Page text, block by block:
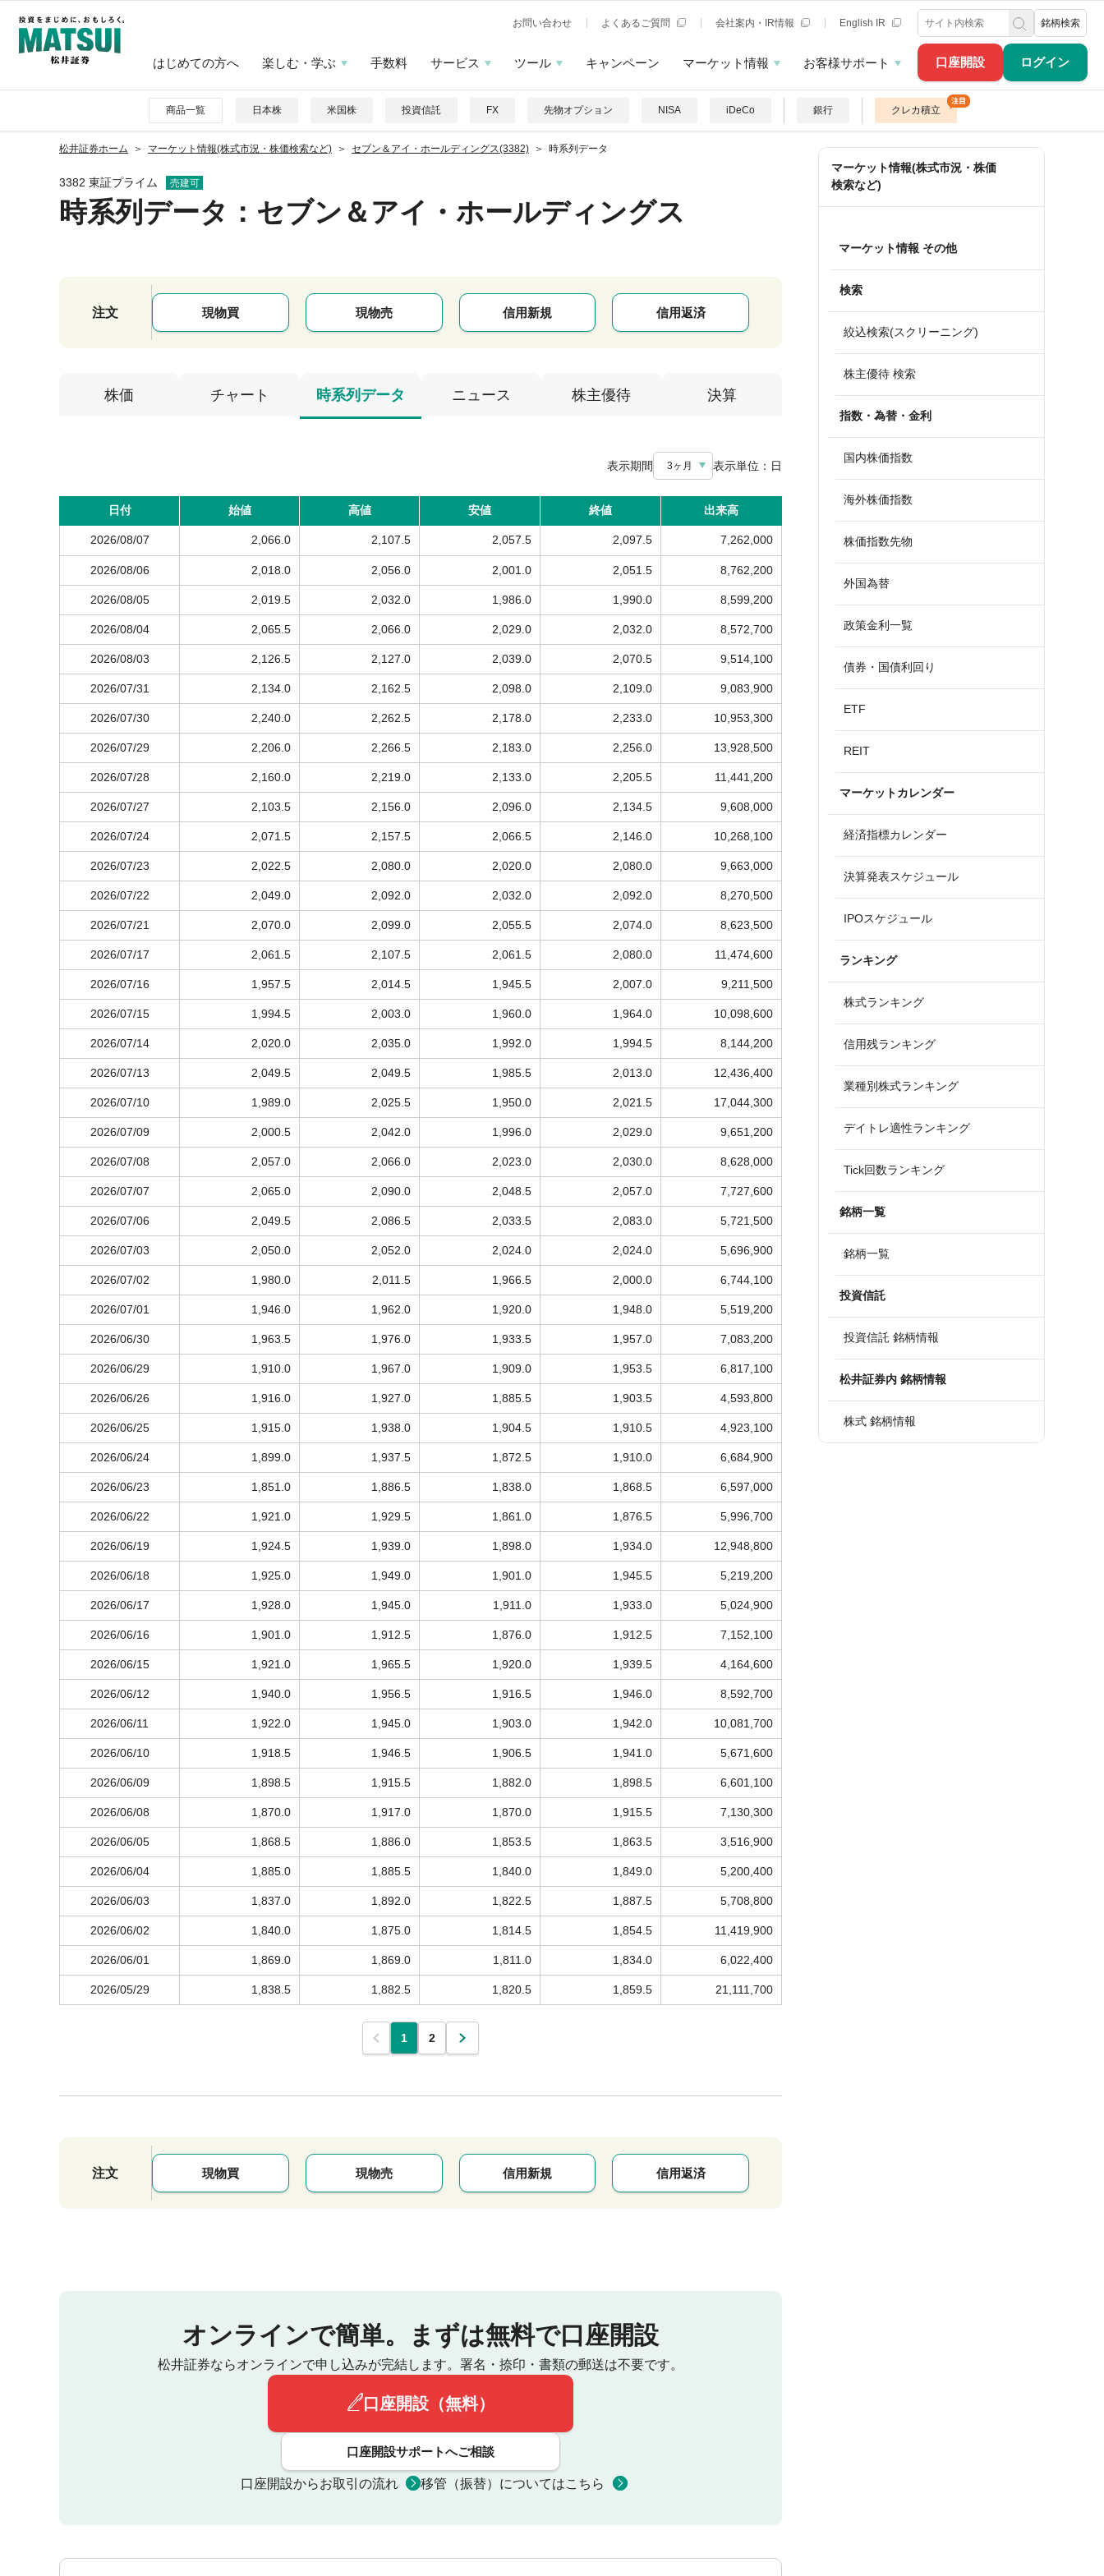
口座開設 ログイン
お問い合わせ よくあるご質問 会社案内・IR情報 English IR 銘柄検索
はじめての方へ 楽しむ・学ぶ 手数料 サービス ツール キャンペーン マーケット情報 お客様サポート
商品一覧 日本株 米国株 投資信託 FX 先物オプション NISA iDeCo 銀行 クレカ積立
松井証券ホーム マーケット情報(株式市況・株価検索など) セブン＆アイ・ホールディングス(3382) 時系列データ
3382 東証プライム 売建可
時系列データ ：セブン＆アイ・ホールディングス
注文 現物買 現物売 信用新規 信用返済
株価 チャート 時系列データ ニュース 株主優待 決算
表示期間 3ヶ月 表示単位： 日
日付 始値 高値 安値 終値 出来高
2026/08/07 2,066.0 2,107.5 2,057.5 2,097.5 7,262,000
2026/08/06 2,018.0 2,056.0 2,001.0 2,051.5 8,762,200
2026/08/05 2,019.5 2,032.0 1,986.0 1,990.0 8,599,200
2026/08/04 2,065.5 2,066.0 2,029.0 2,032.0 8,572,700
2026/08/03 2,126.5 2,127.0 2,039.0 2,070.5 9,514,100
2026/07/31 2,134.0 2,162.5 2,098.0 2,109.0 9,083,900
2026/07/30 2,240.0 2,262.5 2,178.0 2,233.0 10,953,300
2026/07/29 2,206.0 2,266.5 2,183.0 2,256.0 13,928,500
2026/07/28 2,160.0 2,219.0 2,133.0 2,205.5 11,441,200
2026/07/27 2,103.5 2,156.0 2,096.0 2,134.5 9,608,000
2026/07/24 2,071.5 2,157.5 2,066.5 2,146.0 10,268,100
2026/07/23 2,022.5 2,080.0 2,020.0 2,080.0 9,663,000
2026/07/22 2,049.0 2,092.0 2,032.0 2,092.0 8,270,500
2026/07/21 2,070.0 2,099.0 2,055.5 2,074.0 8,623,500
2026/07/17 2,061.5 2,107.5 2,061.5 2,080.0 11,474,600
2026/07/16 1,957.5 2,014.5 1,945.5 2,007.0 9,211,500
2026/07/15 1,994.5 2,003.0 1,960.0 1,964.0 10,098,600
2026/07/14 2,020.0 2,035.0 1,992.0 1,994.5 8,144,200
2026/07/13 2,049.5 2,049.5 1,985.5 2,013.0 12,436,400
2026/07/10 1,989.0 2,025.5 1,950.0 2,021.5 17,044,300
2026/07/09 2,000.5 2,042.0 1,996.0 2,029.0 9,651,200
2026/07/08 2,057.0 2,066.0 2,023.0 2,030.0 8,628,000
2026/07/07 2,065.0 2,090.0 2,048.5 2,057.0 7,727,600
2026/07/06 2,049.5 2,086.5 2,033.5 2,083.0 5,721,500
2026/07/03 2,050.0 2,052.0 2,024.0 2,024.0 5,696,900
2026/07/02 1,980.0 2,011.5 1,966.5 2,000.0 6,744,100
2026/07/01 1,946.0 1,962.0 1,920.0 1,948.0 5,519,200
2026/06/30 1,963.5 1,976.0 1,933.5 1,957.0 7,083,200
2026/06/29 1,910.0 1,967.0 1,909.0 1,953.5 6,817,100
2026/06/26 1,916.0 1,927.0 1,885.5 1,903.5 4,593,800
2026/06/25 1,915.0 1,938.0 1,904.5 1,910.5 4,923,100
2026/06/24 1,899.0 1,937.5 1,872.5 1,910.0 6,684,900
2026/06/23 1,851.0 1,886.5 1,838.0 1,868.5 6,597,000
2026/06/22 1,921.0 1,929.5 1,861.0 1,876.5 5,996,700
2026/06/19 1,924.5 1,939.0 1,898.0 1,934.0 12,948,800
2026/06/18 1,925.0 1,949.0 1,901.0 1,945.5 5,219,200
2026/06/17 1,928.0 1,945.0 1,911.0 1,933.0 5,024,900
2026/06/16 1,901.0 1,912.5 1,876.0 1,912.5 7,152,100
2026/06/15 1,921.0 1,965.5 1,920.0 1,939.5 4,164,600
2026/06/12 1,940.0 1,956.5 1,916.5 1,946.0 8,592,700
2026/06/11 1,922.0 1,945.0 1,903.0 1,942.0 10,081,700
2026/06/10 1,918.5 1,946.5 1,906.5 1,941.0 5,671,600
2026/06/09 1,898.5 1,915.5 1,882.0 1,898.5 6,601,100
2026/06/08 1,870.0 1,917.0 1,870.0 1,915.5 7,130,300
2026/06/05 1,868.5 1,886.0 1,853.5 1,863.5 3,516,900
2026/06/04 1,885.0 1,885.5 1,840.0 1,849.0 5,200,400
2026/06/03 1,837.0 1,892.0 1,822.5 1,887.5 5,708,800
2026/06/02 1,840.0 1,875.0 1,814.5 1,854.5 11,419,900
2026/06/01 1,869.0 1,869.0 1,811.0 1,834.0 6,022,400
2026/05/29 1,838.5 1,882.5 1,820.5 1,859.5 21,111,700
1 2
注文 現物買 現物売 信用新規 信用返済
オンラインで簡単。 まずは無料で口座開設
松井証券ならオンラインで申し込みが完結します。 署名・捺印・書類の郵送は不要です。
口座開設（無料）
口座開設サポートへご相談
口座開設からお取引の流れ 移管（振替）についてはこちら
マーケット情報(株式市況・株価
検索など)
マーケット情報 その他
検索
絞込検索(スクリーニング)
株主優待 検索
指数・為替・金利
国内株価指数
海外株価指数
株価指数先物
外国為替
政策金利一覧
債券・国債利回り
ETF
REIT
マーケットカレンダー
経済指標カレンダー
決算発表スケジュール
IPOスケジュール
ランキング
株式ランキング
信用残ランキング
業種別株式ランキング
デイトレ適性ランキング
Tick回数ランキング
銘柄一覧
銘柄一覧
投資信託
投資信託 銘柄情報
松井証券内 銘柄情報
株式 銘柄情報